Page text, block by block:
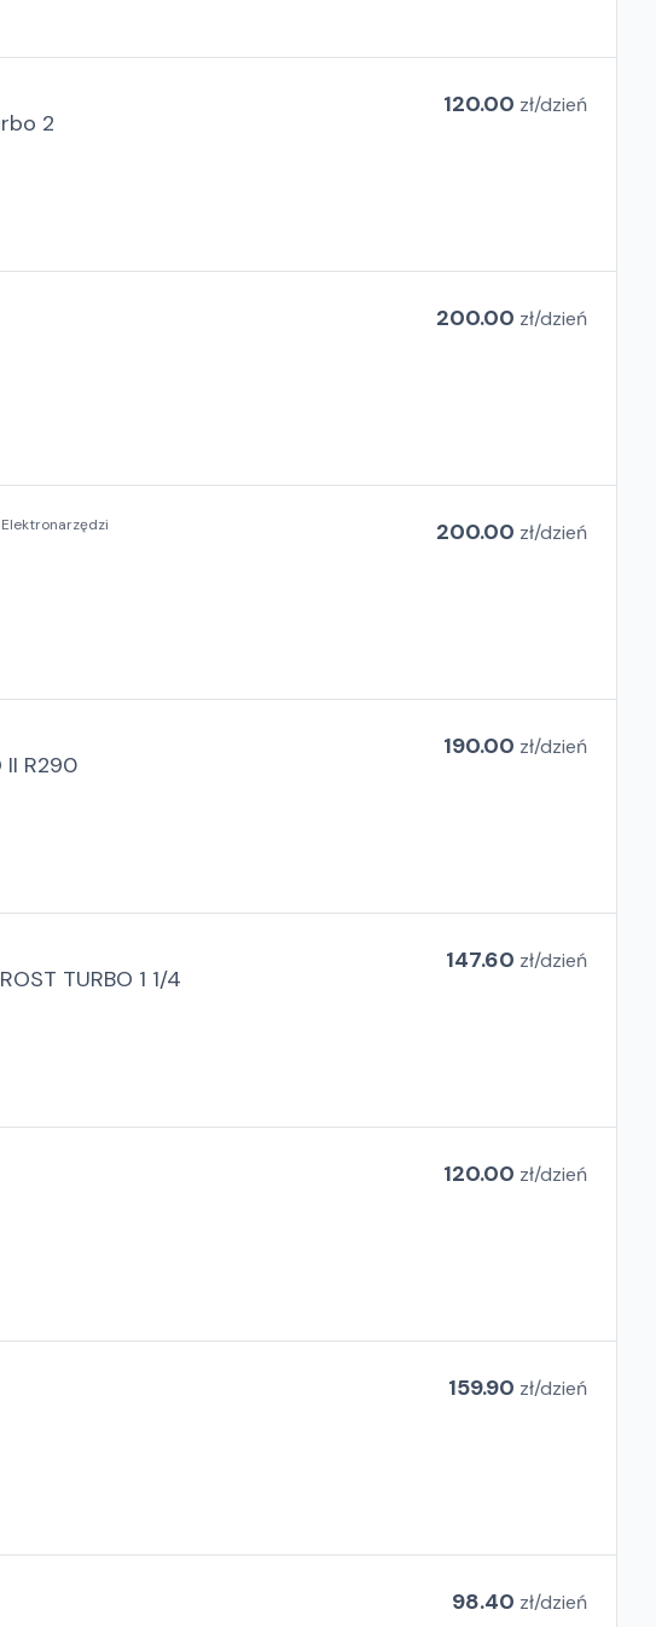
2
120.00 zł/dzień
200.00 zł/dzień
200.00 zł/dzień
II R290
190.00 zł/dzień
TURBO 1 1/4
147.60 zł/dzień
120.00 zł/dzień
159.90 zł/dzień
98.40 zł/dzień